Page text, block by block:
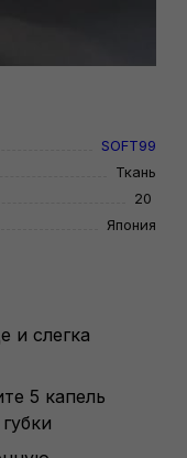
SOFT99
Ткань
20
Япония
и слегка
5 капель